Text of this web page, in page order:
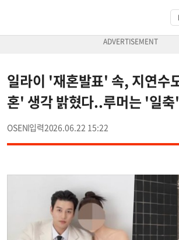
일라이 '재혼발표' 속, 지연수
혼' 생각 밝혔다..루머는 '일
OSEN 2026.06.22 15:22